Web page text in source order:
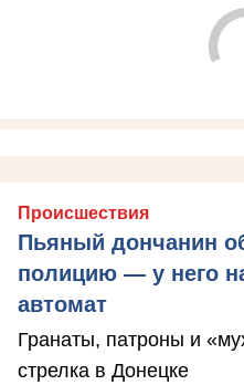
Происшествия
Пьяный дончанин
полицию — у него
автомат
Гранаты, патроны и
стрелка в Донецке